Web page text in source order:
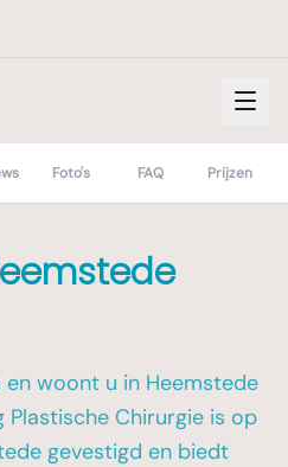
Foto's FAQ Prijzen
woont u in Heemstede
Plastische Chirurgie is op
gevestigd en biedt